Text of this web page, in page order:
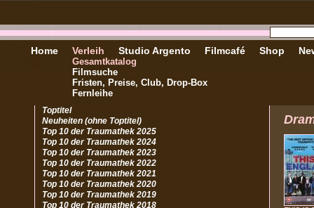
Home Verleih
Gesamtkatalog
Filmsuche
Fristen, Preise, Club, Drop-Box
Fernleihe
Studio Argento Filmcafé Shop
Toptitel
Neuheiten (ohne Toptitel)
Top 10 der Traumathek 2025
Top 10 der Traumathek 2024
Top 10 der Traumathek 2023
Top 10 der Traumathek 2022
Top 10 der Traumathek 2021
Top 10 der Traumathek 2020
Top 10 der Traumathek 2019
Top 10 der Traumathek 2018